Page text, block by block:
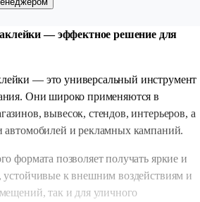
— эффектное решение для
— это универсальный инструмент
Они широко применяются в
вывесок, стендов, интерьеров, а
автомобилей и рекламных кампаний.
формата позволяет получать яркие и
устойчивые к внешним воздействиям и
так и для уличного